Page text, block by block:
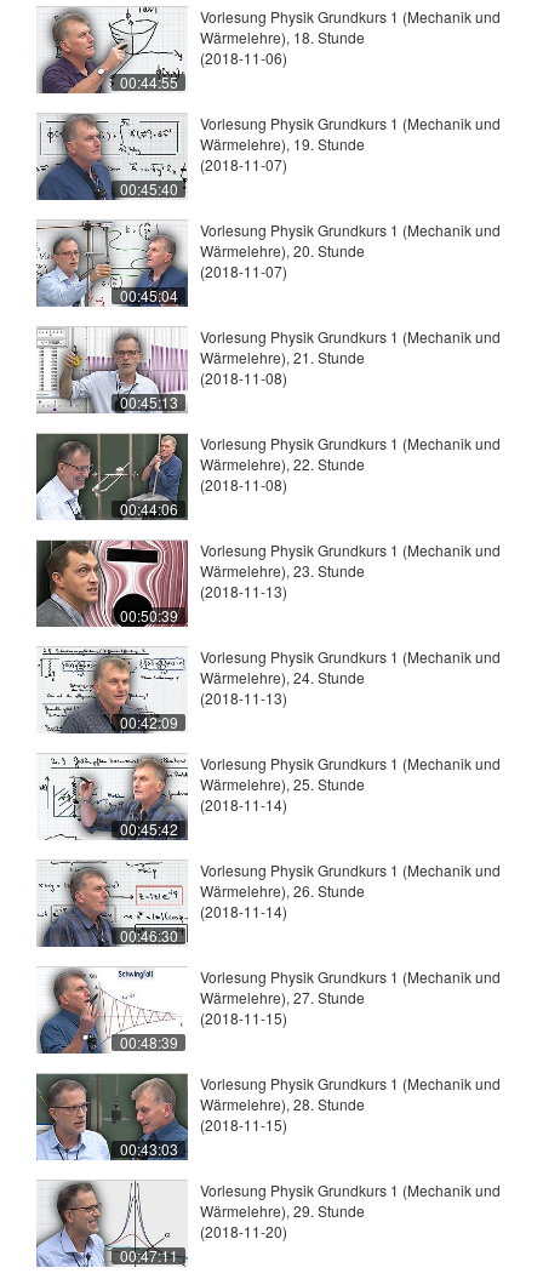
00:44:55
Vorlesung Physik Grundkurs 1 (Mechanik und
Wärmelehre), 18. Stunde
(2018-11-06)
00:45:40
Vorlesung Physik Grundkurs 1 (Mechanik und
Wärmelehre), 19. Stunde
(2018-11-07)
00:45:04
Vorlesung Physik Grundkurs 1 (Mechanik und
Wärmelehre), 20. Stunde
(2018-11-07)
00:45:13
Vorlesung Physik Grundkurs 1 (Mechanik und
Wärmelehre), 21. Stunde
(2018-11-08)
00:44:06
Vorlesung Physik Grundkurs 1 (Mechanik und
Wärmelehre), 22. Stunde
(2018-11-08)
00:50:39
Vorlesung Physik Grundkurs 1 (Mechanik und
Wärmelehre), 23. Stunde
(2018-11-13)
00:42:09
Vorlesung Physik Grundkurs 1 (Mechanik und
Wärmelehre), 24. Stunde
(2018-11-13)
00:45:42
Vorlesung Physik Grundkurs 1 (Mechanik und
Wärmelehre), 25. Stunde
(2018-11-14)
00:46:30
Vorlesung Physik Grundkurs 1 (Mechanik und
Wärmelehre), 26. Stunde
(2018-11-14)
00:48:39
Vorlesung Physik Grundkurs 1 (Mechanik und
Wärmelehre), 27. Stunde
(2018-11-15)
00:43:03
Vorlesung Physik Grundkurs 1 (Mechanik und
Wärmelehre), 28. Stunde
(2018-11-15)
00:47:11
Vorlesung Physik Grundkurs 1 (Mechanik und
Wärmelehre), 29. Stunde
(2018-11-20)